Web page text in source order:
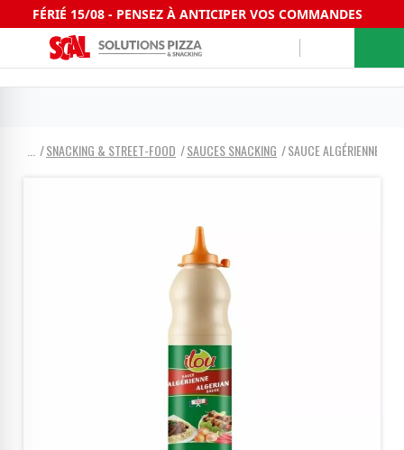
FÉRIÉ 15/08 - PENSEZ À ANTICIPER VOS COMMANDES
SNACKING & STREET-FOOD SAUCES SNACKING SAUCE ALGÉRIENNE